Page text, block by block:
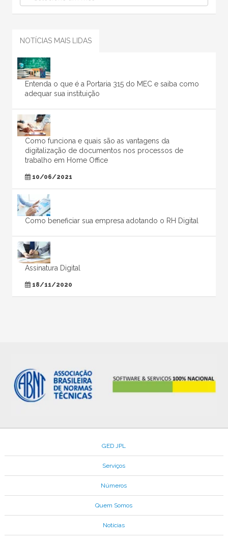
NOTÍCIAS MAIS LIDAS
Entenda o que é a Portaria 315 do MEC e saiba como
adequar sua instituição
Como funciona e quais são as vantagens da
digitalização de documentos nos processos de
trabalho em Home Office
10/06/2021
Como beneficiar sua empresa adotando o RH Digital
Assinatura Digital
18/11/2020
GED JPL
Serviços
Números
Quem Somos
Notícias